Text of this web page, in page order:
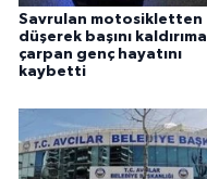
Savrulan motosikletten
düşerek başını kaldırıma
çarpan genç hayatını
kaybetti